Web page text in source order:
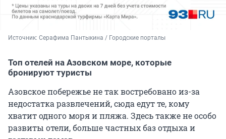
Источник: Серафима Пантыкина / Городские порталы
Топ отелей на Азовском море, которые
бронируют туристы
Азовское побережье не так востребовано из-за
недостатка развлечений, сюда едут те, кому
хватит одного моря и пляжа. Здесь также не особо
развиты отели, больше частных баз отдыха и